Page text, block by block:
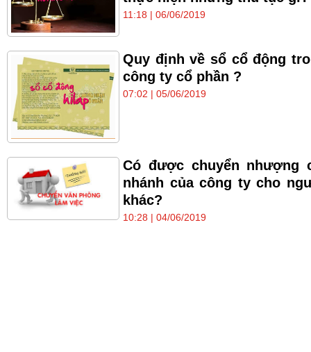
11:18 | 06/06/2019
Quy định về sổ cổ động
công ty cổ phần ?
07:02 | 05/06/2019
Có được chuyển nhượng
nhánh của công ty cho
khác?
10:28 | 04/06/2019